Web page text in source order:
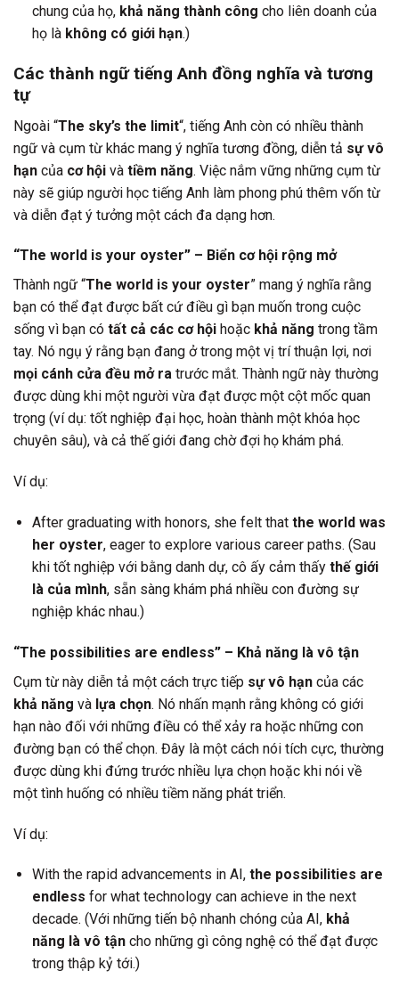
chung của họ, khả năng thành công cho liên doanh của
họ là không có giới hạn.)
Các thành ngữ tiếng Anh đồng nghĩa và tương
tự
Ngoài “The sky’s the limit“, tiếng Anh còn có nhiều thành
ngữ và cụm từ khác mang ý nghĩa tương đồng, diễn tả sự vô
hạn của cơ hội và tiềm năng. Việc nắm vững những cụm từ
này sẽ giúp người học tiếng Anh làm phong phú thêm vốn từ
và diễn đạt ý tưởng một cách đa dạng hơn.
“The world is your oyster” – Biển cơ hội rộng mở
Thành ngữ “The world is your oyster” mang ý nghĩa rằng
bạn có thể đạt được bất cứ điều gì bạn muốn trong cuộc
sống vì bạn có tất cả các cơ hội hoặc khả năng trong tầm
tay. Nó ngụ ý rằng bạn đang ở trong một vị trí thuận lợi, nơi
mọi cánh cửa đều mở ra trước mắt. Thành ngữ này thường
được dùng khi một người vừa đạt được một cột mốc quan
trọng (ví dụ: tốt nghiệp đại học, hoàn thành một khóa học
chuyên sâu), và cả thế giới đang chờ đợi họ khám phá.
Ví dụ:
After graduating with honors, she felt that the world was
her oyster, eager to explore various career paths. (Sau
khi tốt nghiệp với bằng danh dự, cô ấy cảm thấy thế giới
là của mình, sẵn sàng khám phá nhiều con đường sự
nghiệp khác nhau.)
“The possibilities are endless” – Khả năng là vô tận
Cụm từ này diễn tả một cách trực tiếp sự vô hạn của các
khả năng và lựa chọn. Nó nhấn mạnh rằng không có giới
hạn nào đối với những điều có thể xảy ra hoặc những con
đường bạn có thể chọn. Đây là một cách nói tích cực, thường
được dùng khi đứng trước nhiều lựa chọn hoặc khi nói về
một tình huống có nhiều tiềm năng phát triển.
Ví dụ:
With the rapid advancements in AI, the possibilities are
endless for what technology can achieve in the next
decade. (Với những tiến bộ nhanh chóng của AI, khả
năng là vô tậncho những gì công nghệ có thể đạt được
trong thập kỷ tới.)